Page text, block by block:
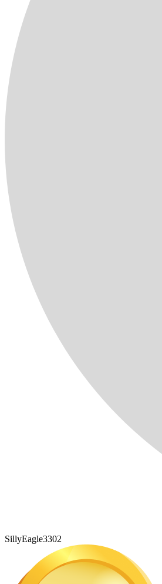
SillyEagle3302